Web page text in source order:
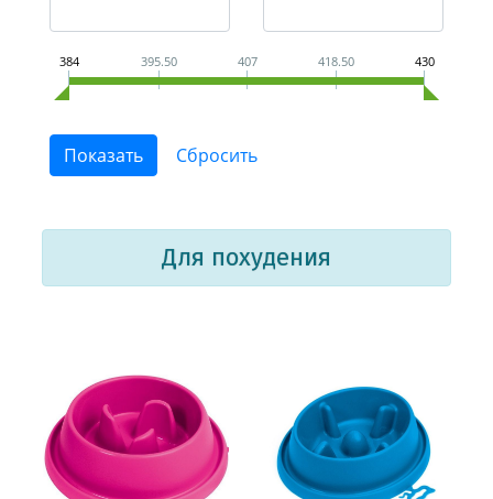
384 395.50 407 418.50 430
Для похудения